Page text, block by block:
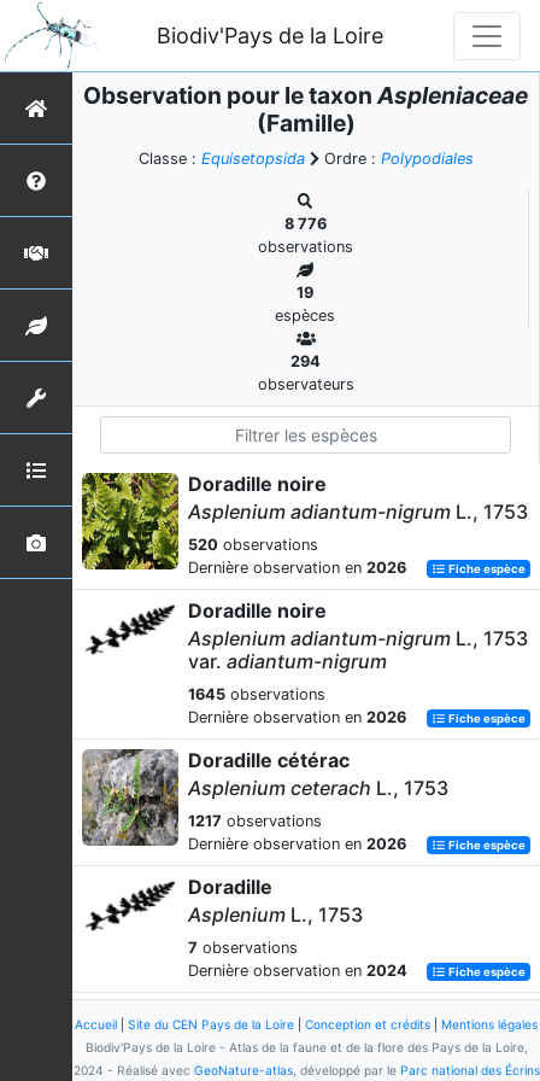
Biodiv'Pays de la Loire
Observation pour le taxonAspleniaceae
(Famille)
Classe : Equisetopsida Ordre : Polypodiales
8 776
observations
19
espèces
294
observateurs
Doradille noire
Asplenium adiantum-nigrum L., 1753
520 observations
Dernière observation en 2026 Fiche espèce
Doradille noire
Asplenium adiantum-nigrum L., 1753
var. adiantum-nigrum
1645 observations
Dernière observation en 2026 Fiche espèce
Doradille cétérac
Asplenium ceterach L., 1753
1217 observations
Dernière observation en 2026 Fiche espèce
Doradille
Asplenium L., 1753
7 observations
Dernière observation en 2024 Fiche espèce
-
Asplenium xaran-tohanumAlejandre
& M.J.Escal., 2005
Accueil Site du CEN Pays de la Loire Conception et crédits
Mentions légales
Biodiv'Pays de la Loire - Atlas de la faune et de la flore des Pays de la Loire,
2024 - Réalisé avec GeoNature-atlas, développé par le Parc national des Écrins